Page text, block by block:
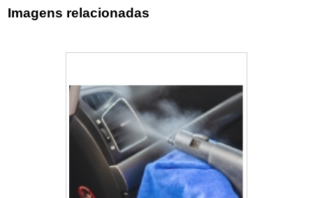
Imagens relacionadas